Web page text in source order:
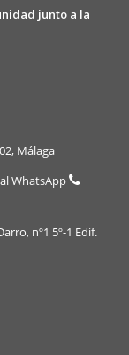
junto a la
Málaga
WhatsApp
nº1 5º-1 Edif.